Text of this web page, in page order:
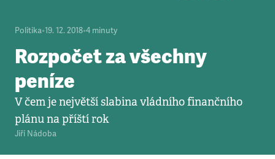
Politika•19. 12. 2018•4 minuty
Rozpočet za všechny
peníze
V čem je největší slabina vládního finančního
plánu na příští rok
Jiří Nádoba